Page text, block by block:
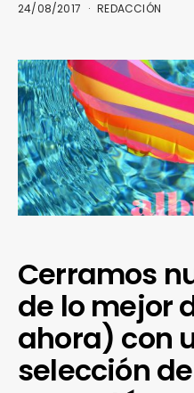
24/08/2017 REDACCIÓN
Cerramos
de lo mejor
ahora) con
selección